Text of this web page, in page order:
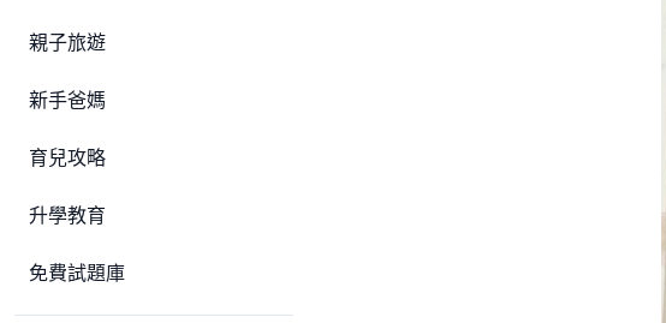
親子旅遊
新手爸媽
育兒攻略
升學教育
免費試題庫